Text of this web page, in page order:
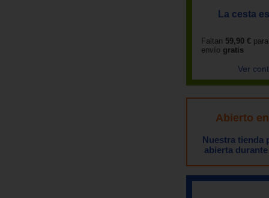
La cesta
Faltan 59,90 €
envío gratis
Ver
Abierto
Nuestra tienda
abierta